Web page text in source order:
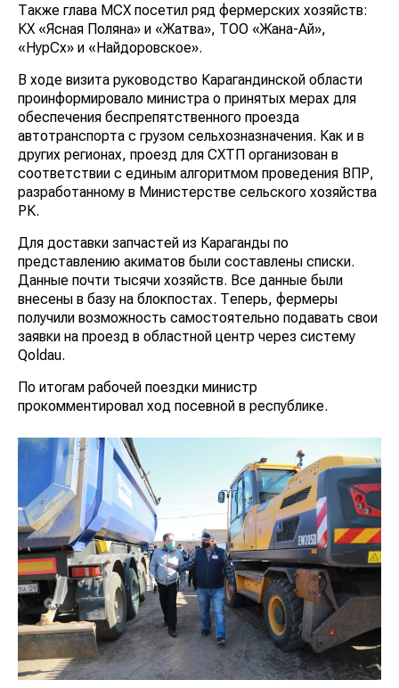
Также глава МСХ посетил ряд фермерских хозяйств:
КХ «Ясная Поляна» и «Жатва», ТОО «Жана-Ай»,
«НурСх» и «Найдоровское».
В ходе визита руководство Карагандинской области
проинформировало министра о принятых мерах для
обеспечения беспрепятственного проезда
автотранспорта с грузом сельхозназначения. Как и в
других регионах, проезд для СХТП организован в
соответствии с единым алгоритмом проведения ВПР,
разработанному в Министерстве сельского хозяйства
РК.
Для доставки запчастей из Караганды по
представлению акиматов были составлены списки.
Данные почти тысячи хозяйств. Все данные были
внесены в базу на блокпостах. Теперь, фермеры
получили возможность самостоятельно подавать свои
заявки на проезд в областной центр через систему
Qoldau.
По итогам рабочей поездки министр
прокомментировал ход посевной в республике.